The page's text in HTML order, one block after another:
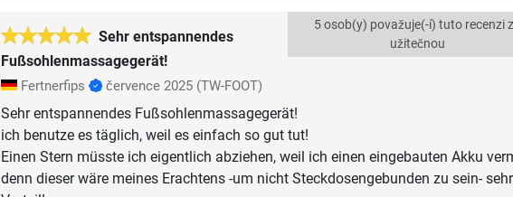
Sehr entspannendes
Fußsohlenmassagegerät!
5 osob(y) považuje(-í) tuto recenzi
užitečnou
Fertnerfips července 2025 (TW-FOOT)
Sehr entspannendes Fußsohlenmassagegerät!
ich benutze es täglich, weil es einfach so gut tut!
Einen Stern müsste ich eigentlich abziehen, weil ich einen eingebauten Akku
denn dieser wäre meines Erachtens -um nicht Steckdosengebunden zu sein-